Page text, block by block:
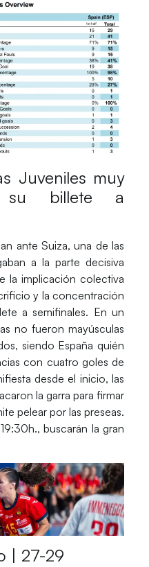
Juveniles muy
su billete a
ante Suiza, una de las
a la parte decisiva
la implicación colectiva
y la concentración
a semifinales. En un
no fueron mayúsculas
siendo España quién
con cuatro goles de
desde el inicio, las
la garra para firmar
pelear por las preseas.
buscarán la gran
| 27-29